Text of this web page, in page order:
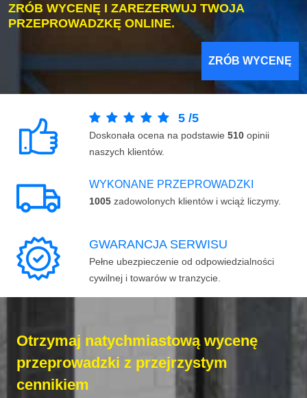
ZRÓB WYCENĘ I ZAREZERWUJ TWOJA
PRZEPROWADZKĘ ONLINE.
ZRÓB WYCENĘ
5 /5
Doskonała ocena na podstawie 510 opinii
naszych klientów.
WYKONANE PRZEPROWADZKI
1005 zadowolonych klientów i wciąż liczymy.
GWARANCJA SERWISU
Pełne ubezpieczenie od odpowiedzialności
cywilnej i towarów w tranzycie.
Otrzymaj natychmiastową wycenę
przeprowadzki z przejrzystym
cennikiem